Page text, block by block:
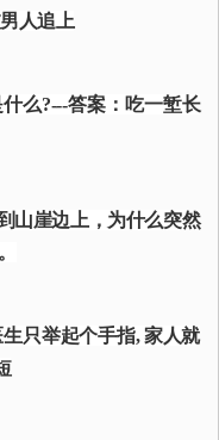
人追上
么?---答案：吃一堑长
山崖边上，为什么突然
只举起个手指, 家人就